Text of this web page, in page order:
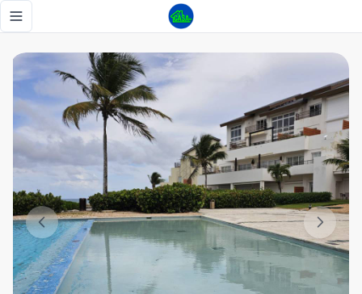
Toggle navigation menu
Oportunidad / Loft en Cap Cana en 1ra línea de Playa con